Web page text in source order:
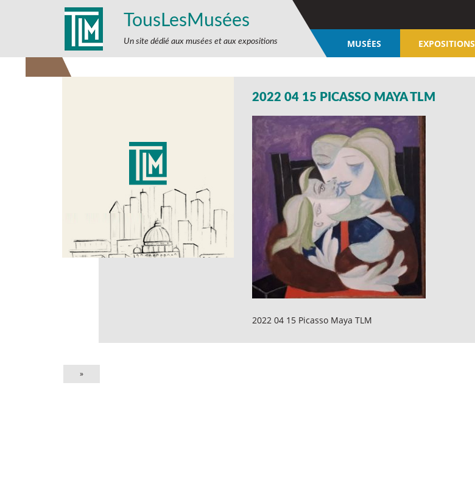
TousLesMusées
Un site dédié aux musées et aux expositions MUSÉES EXPOSITIONS
2022 04 15 PICASSO MAYA TLM
2022 04 15 Picasso Maya TLM
»